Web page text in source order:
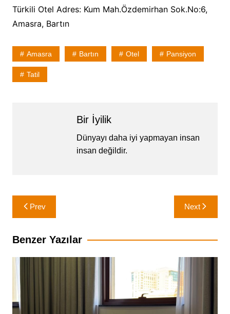
Türkili Otel Adres: Kum Mah.Özdemirhan Sok.No:6,
Amasra, Bartın
Amasra Bartın Otel Pansiyon
Tatil
Bir İyilik
Dünyayı daha iyi yapmayan insan
insan değildir.
Yazı
gezinmesi
Prev Next
Benzer Yazılar